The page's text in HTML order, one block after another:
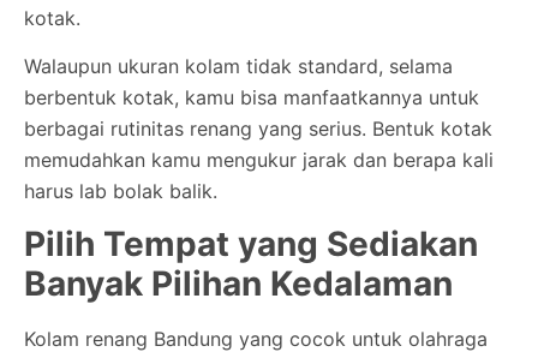
kotak.
Walaupun ukuran kolam tidak standard, selama
berbentuk kotak, kamu bisa manfaatkannya untuk
berbagai rutinitas renang yang serius. Bentuk kotak
memudahkan kamu mengukur jarak dan berapa kali
harus lab bolak balik.
Pilih Tempat yang Sediakan
Banyak Pilihan Kedalaman
Kolam renang Bandung yang cocok untuk olahraga